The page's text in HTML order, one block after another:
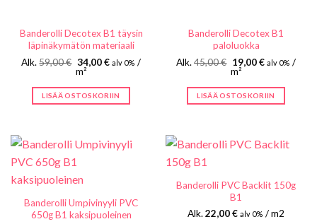
Banderolli Decotex B1 täysin
läpinäkymätön materiaali
Alk.59,00€ Alkuperäinen
hinta
59,00 €.
34,00€Nykyinen
34,00 €.
alv 0% /
m²
LISÄÄ OSTOSKORIIN
Banderolli Decotex B1
paloluokka
Alk.45,00€ Alkuperäinen
hinta
45,00 €.
19,00€Nykyinen
19,00 €.
alv 0% /
m²
LISÄÄ OSTOSKORIIN
Banderolli Umpivinyyli PVC
650g B1 kaksipuoleinen
Banderolli PVC Backlit 150g
B1
Alk.22,00€ alv 0% / m2